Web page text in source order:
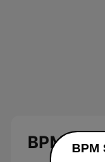
BPM